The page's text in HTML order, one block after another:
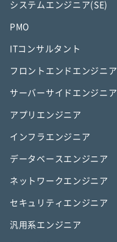
システムエンジニア(SE)
PMO
ITコンサルタント
フロントエンドエンジニア
サーバーサイドエンジニア
アプリエンジニア
インフラエンジニア
データベースエンジニア
ネットワークエンジニア
セキュリティエンジニア
汎用系エンジニア